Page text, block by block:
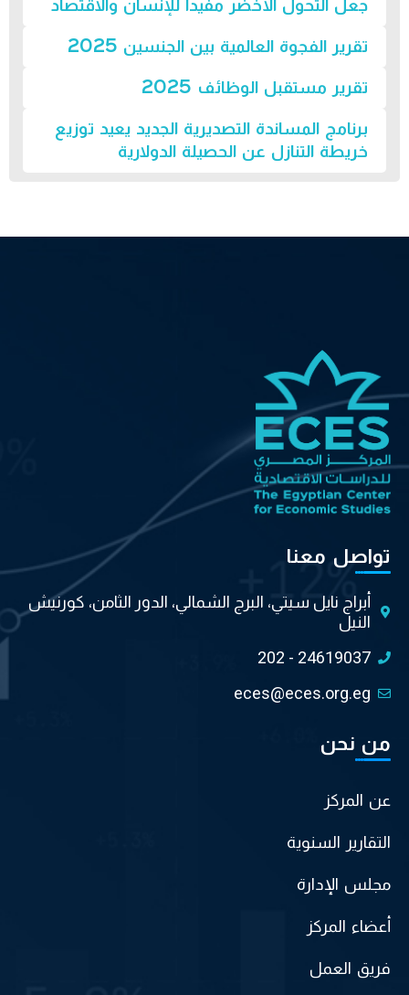
جعل التحول الأخضر مفيدا للإنسان والاقتصاد
تقرير الفجوة العالمية بين الجنسين 2025
تقرير مستقبل الوظائف 2025
برنامج المساندة التصديرية الجديد يعيد توزيع
خريطة التنازل عن الحصيلة الدولارية
تواصل معنا
أبراج نايل سيتي، البرج الشمالي، الدور الثامن، كورنيش
النيل
202 - 24619037
eces@eces.org.eg
من نحن
عن المركز
التقارير السنوية
مجلس الإدارة
أعضاء المركز
فريق العمل